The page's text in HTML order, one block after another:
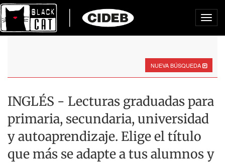
NUEVA BÚSQUEDA
INGLÉS - Lecturas graduadas para
primaria, secundaria, universidad
y autoaprendizaje. Elige el título
que más se adapte a tus alumnos y